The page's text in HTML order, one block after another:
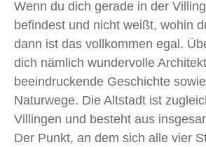
Wenn du dich gerade in der
befindest und nicht weißt, wohin
dann ist das vollkommen egal.
dich nämlich wundervolle
beeindruckende Geschichte
Naturwege. Die Altstadt ist
Villingen und besteht aus
Der Punkt, an dem sich alle vier